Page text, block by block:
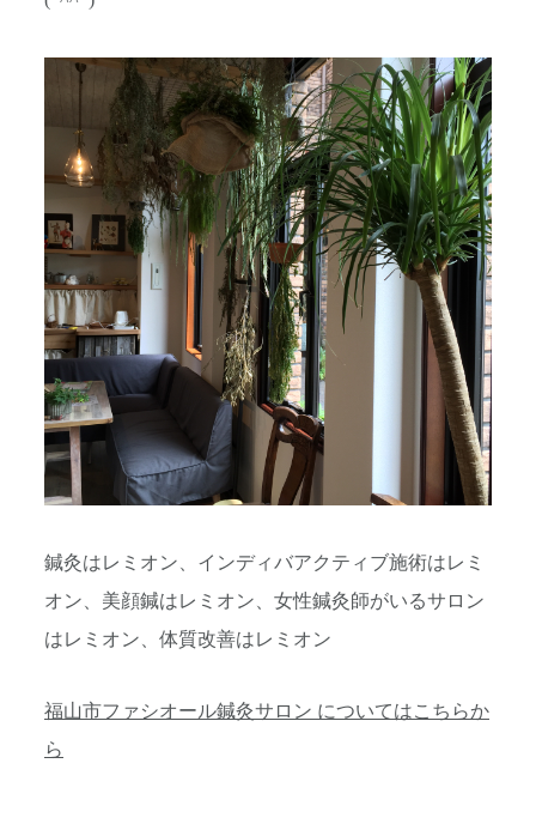
鍼灸はレミオン、インディバアクティブ施術はレミ
オン、美顔鍼はレミオン、女性鍼灸師がいるサロン
はレミオン、体質改善はレミオン
福山市ファシオール鍼灸サロン についてはこちらか
ら